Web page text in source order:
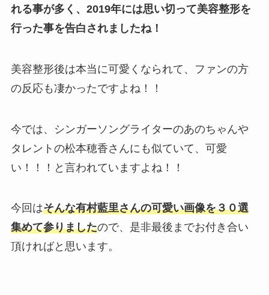
れる事が多く、2019年には思い切って美容整形を
行った事を告白されましたね！
美容整形後は本当に可愛くなられて、ファンの方
の反応も凄かったですよね！！
今では、シンガーソングライターのあのちゃんや
タレントの松本穂香さんにも似ていて、可愛
い！！！と言われていますよね！！
今回はそんな有村藍里さんの可愛い画像を３０選
集めて参りましたので、是非最後までお付き合い
頂ければと思います。